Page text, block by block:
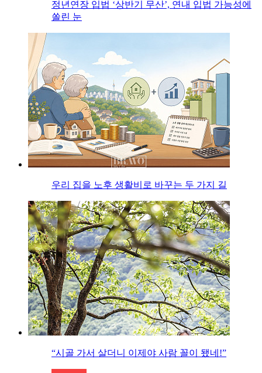
정년연장 입법 ‘상반기 무산’, 연내 입법 가능성에
쏠린 눈
우리 집을 노후 생활비로 바꾸는 두 가지 길
“시골 가서 살더니 이제야 사람 꼴이 됐네!”